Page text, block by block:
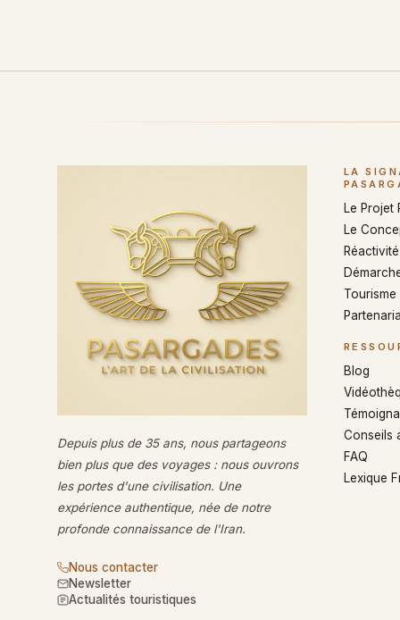
Depuis plus de 35 ans, nous partageons
bien plus que des voyages : nous ouvrons
les portes d'une civilisation. Une
expérience authentique, née de notre
profonde connaissance de l'Iran.
Nous contacter
Newsletter
Actualités touristiques
LA
Le Projet
Le
Tourisme
Blog
Conseils
FAQ
Lexique